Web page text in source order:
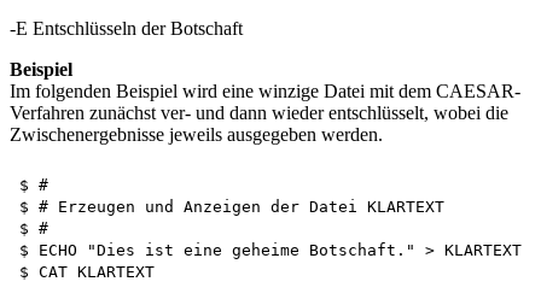
-E Entschlüsseln der Botschaft
Beispiel
Im folgenden Beispiel wird eine winzige Datei mit dem CAESAR-
Verfahren zunächst ver- und dann wieder entschlüsselt, wobei die
Zwischenergebnisse jeweils ausgegeben werden.
$ #
$ # Erzeugen und Anzeigen der Datei KLARTEXT
$ #
$ ECHO "Dies ist eine geheime Botschaft." > KLARTEXT
$ CAT KLARTEXT